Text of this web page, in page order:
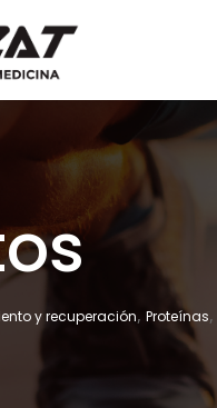
y recuperación, Proteínas,